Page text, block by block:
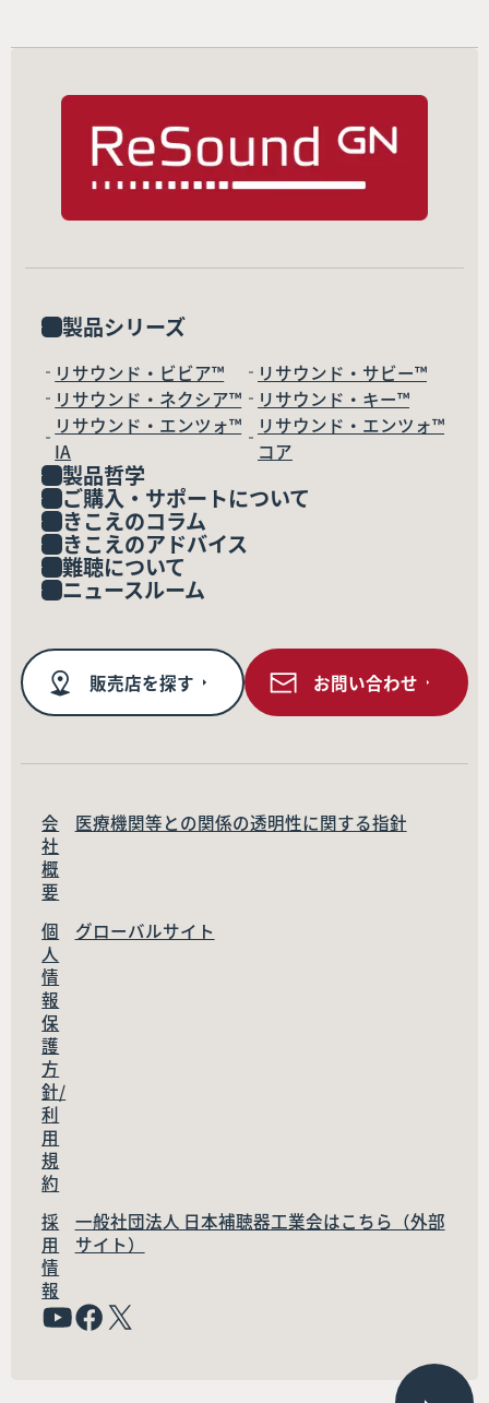
製品シリーズ
リサウンド・ビビア™
リサウンド・サビー™
リサウンド・ネクシア™
リサウンド・キー™
リサウンド・エンツォ™
IA
リサウンド・エンツォ™
コア
製品哲学
ご購入・サポートについて
きこえのコラム
きこえのアドバイス
難聴について
ニュースルーム
販売店を探す お問い合わせ
会
社
概
要
医療機関等との関係の透明性に関する指針
個
人
情
報
保
護
方
針/
利
用
規
約
グローバルサイト
採
用
情
報
一般社団法人 日本補聴器工業会はこちら（外部
サイト）